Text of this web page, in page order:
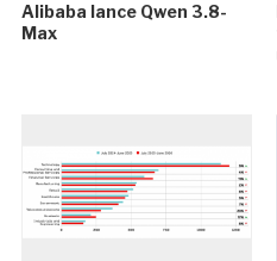
Alibaba lance Qwen 3.8-
Max